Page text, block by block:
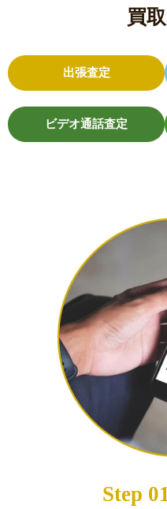
買
出張査定
ビデオ通話査定
Step